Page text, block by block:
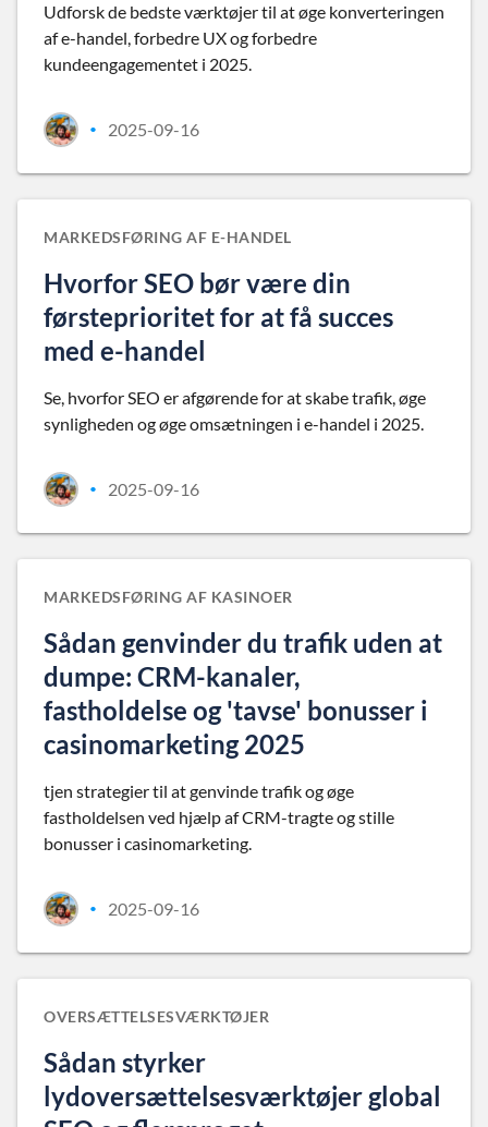
Udforsk de bedste værktøjer til at øge konverteringen
af e-handel, forbedre UX og forbedre
kundeengagementet i 2025.
• 2025-09-16
MARKEDSFØRING AF E-HANDEL
Hvorfor SEO bør være din
førsteprioritet for at få succes
med e-handel
Se, hvorfor SEO er afgørende for at skabe trafik, øge
synligheden og øge omsætningen i e-handel i 2025.
• 2025-09-16
MARKEDSFØRING AF KASINOER
Sådan genvinder du trafik uden at
dumpe: CRM-kanaler,
fastholdelse og 'tavse' bonusser i
casinomarketing 2025
tjen strategier til at genvinde trafik og øge
fastholdelsen ved hjælp af CRM-tragte og stille
bonusser i casinomarketing.
• 2025-09-16
OVERSÆTTELSESVÆRKTØJER
Sådan styrker
lydoversættelsesværktøjer global